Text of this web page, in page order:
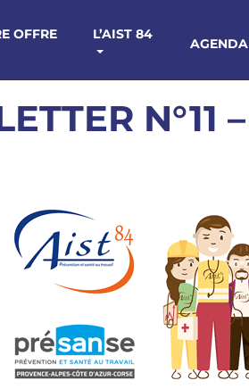
OFFRE L’AIST 84
AGENDA
N°11